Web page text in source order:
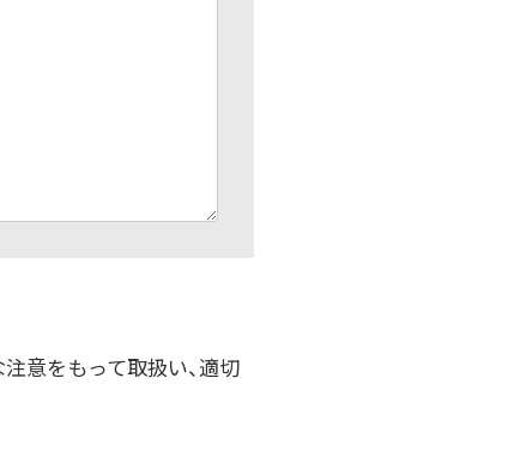
意をもって取扱い、適切